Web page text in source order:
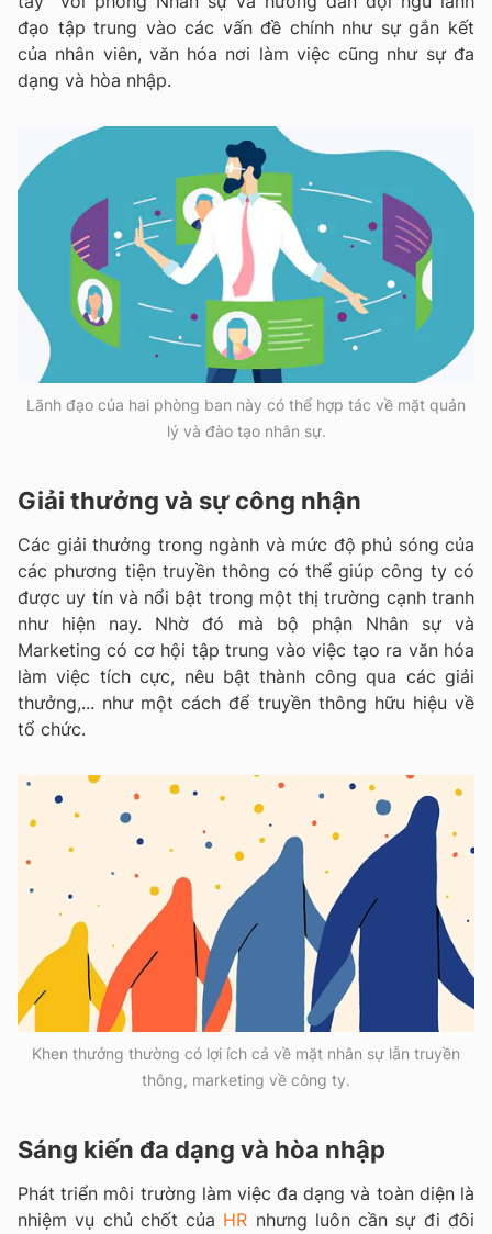
đạo tập trung vào các vấn đề chính như sự gắn kết
của nhân viên, văn hóa nơi làm việc cũng như sự đa
dạng và hòa nhập.
Lãnh đạo của hai phòng ban này có thể hợp tác về mặt quản
lý và đào tạo nhân sự.
Giải thưởng và sự công nhận
Các giải thưởng trong ngành và mức độ phủ sóng của
các phương tiện truyền thông có thể giúp công ty có
được uy tín và nổi bật trong một thị trường cạnh tranh
như hiện nay. Nhờ đó mà bộ phận Nhân sự và
Marketing có cơ hội tập trung vào việc tạo ra văn hóa
làm việc tích cực, nêu bật thành công qua các giải
thưởng,... như một cách để truyền thông hữu hiệu về
tổ chức.
Khen thưởng thường có lợi ích cả về mặt nhân sự lẫn truyền
thông, marketing về công ty.
Sáng kiến đa dạng và hòa nhập
Phát triển môi trường làm việc đa dạng và toàn diện là
nhiệm vụ chủ chốt của HR nhưng luôn cần sự đi đôi